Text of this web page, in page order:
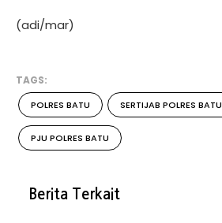
(adi/mar)
TAGS:
POLRES BATU SERTIJAB POLRES BATU
PJU POLRES BATU
Berita Terkait